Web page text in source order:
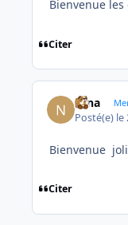
Bienvenue
Citer
Nina
Posté(e) le
Bienvenue
Citer